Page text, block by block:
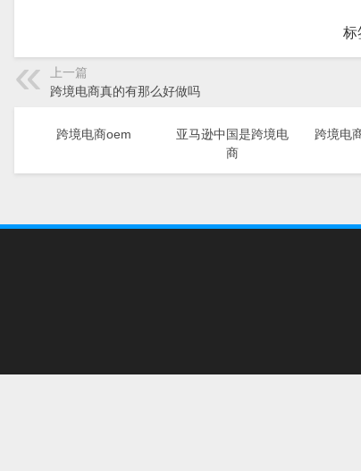
标
上一篇
跨境电商真的有那么好做吗
跨境电商oem
亚马逊中国是跨境电
商
跨境电